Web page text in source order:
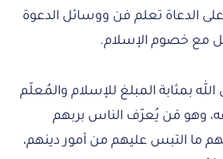
الدعاة تعلم فن ووسائل الدعوة
مع خصوم الإسلام.
بمثابة المبلغ للإسلام والمُعلّم
وهو مَن يُعرّف الناس بربهم
ما التبس عليهم من أمور دينهم،